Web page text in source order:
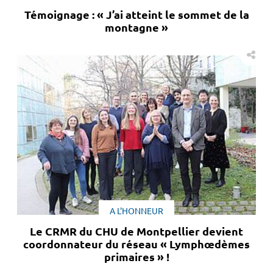
Témoignage : « J’ai atteint le sommet de la
montagne »
A L'HONNEUR
Le CRMR du CHU de Montpellier devient
coordonnateur du réseau « Lymphœdèmes
primaires » !